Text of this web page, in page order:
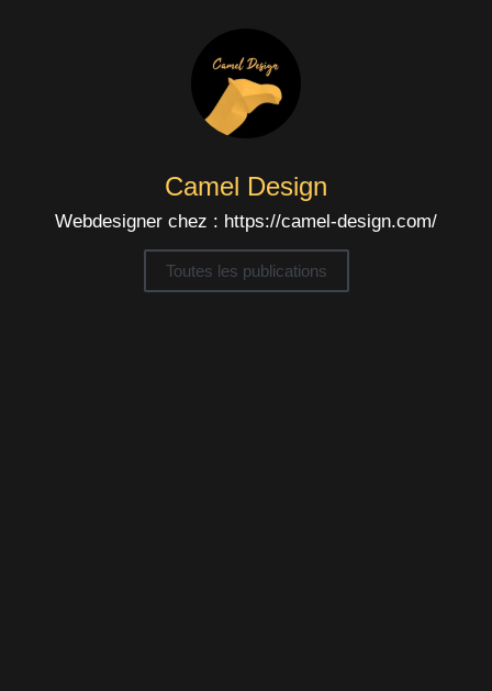
Camel Design
Webdesigner chez : https://camel-design.com/
Toutes les publications